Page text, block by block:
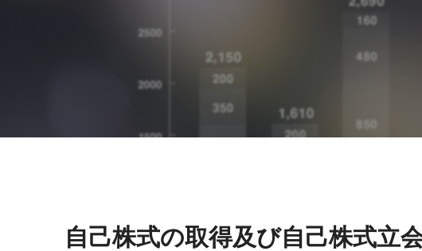
自己株式の取得及び自己株式立